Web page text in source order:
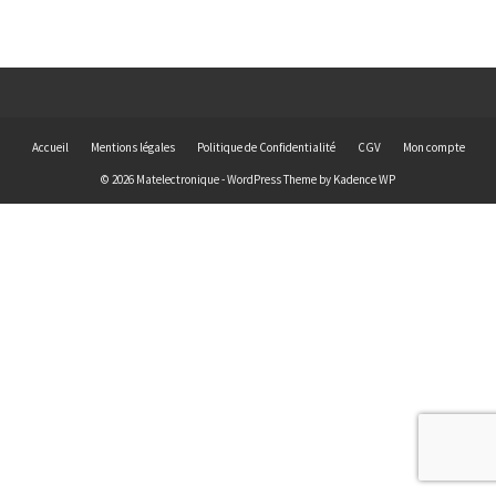
Accueil Mentions légales Politique de Confidentialité CGV Mon compte
© 2026 Matelectronique - WordPress Theme by Kadence WP